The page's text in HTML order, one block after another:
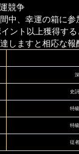
競争
中、幸運の箱に
ント以上獲得す
しますと相応な報
史
特
特
従